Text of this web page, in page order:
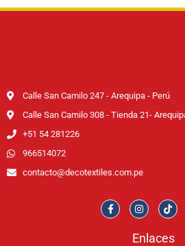
Calle San Camilo 247 - Arequipa - Perú
Calle San Camilo 308 - Tienda 21-
+51 54 281226
966514072
contacto@decotextiles.com.pe
Enlaces